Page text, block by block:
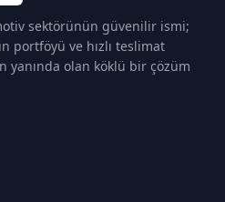
sektörünün güvenilir ismi;
portföyü ve hızlı teslimat
yanında olan köklü bir çözüm